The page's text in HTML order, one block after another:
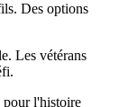
Des options
Les vétérans
pour l'histoire